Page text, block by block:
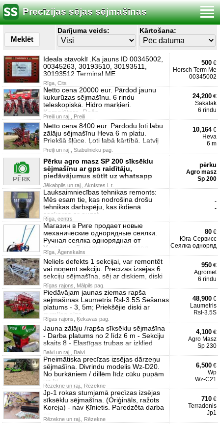
Precīzijas sējas sējmašīnas
Meklēt
Darījuma veids: Kārtošana:
Ideala stavoklī .Ka jauns ID 00345002,
00345263, 30193510, 30193511,
30193512 Terminal ME
Rīga, Cits
500 €
Horsch Term Me
00345002
Netto cena 20000 eur. Pārdod jaunu
kukurūzas sējmašīnu. 6 rindu
teleskopiskā. Hidro marķieri.
Kompjūters. Ražo
Preiļi un raj., Preiļi
24,200 €
Sakalak
6 rindu
Netto cena 8400 eur. Pārdodu ļoti labu
zālāju sējmašīnu Heva 6 m platu.
Priekšā šļūce. Ļoti labā kārtībā. Latvij
Preiļi un raj., Stabulnieku pag.
10,164€
Heva
6 m
Pērku agro masz SP 200 sīksēklu
sējmašīnu ar gps raidītāju,
piedāvājumus sūtīt uz whatsapp
Jēkabpils un raj., Aknīstes l. t.
pērku
Agro masz
Sp 200
Lauksaimniecības tehnikas remonts:
Mēs esam tie, kas nodrošina drošu
tehnikas darbspēju, kas ikdienā
saskaras ar augst
Rīga, centrs
-
-
Магазин в Риге продает новые
механические однорядные сеялки.
Ручная сеялка однорядная от
Украинской компании для посад
Rīga, Āgenskalns
80 €
Юга-Сервисс
Сеялка одноряд
Neliels defekts 1 sekcijai, var remontēt
vai noņemt sekciju. Precīzas izsējas 6
sekciju sējmašīna, sēj ar diskiem, diski
Rīgas rajons, Mālpils pag.
950 €
Agromet
6 rindu
Piedāvājam jaunas ziemas rapša
sējmašīnas Laumetris Rsl-3.5S Sēšanas
platums - 3, 5m; Priekšējie diski ar
gumijas aizs
Rīgas rajons, Ķekavas pag.
48,900 €
Laumetris
Rsl-3.5S
Jauna zālāju /rapša sīksēklu sējmašīna
- Darba platums no 2 līdz 6 m - Sekciju
skaits 8 - Elastīgas trubas ar izklied
Balvi un raj., Balvi
4,100 €
Agro Masz
Sp 230
Pneimātiska precīzas izsējas dārzeņu
sējmašīna. Divrindu modelis Wz-D20.
No burkāniem / dillēm līdz cūku pupām
un ķi
Rēzekne un raj., Rēzekne
6,500 €
Wp
Wz-C21
Jp-1 rokas stumjamā precīzas izsējas
sīksēklu sējmašīna. (Oriģināls, ražots
Koreja) - nav Ķīnietis. Paredzēta darba
ap
Rēzekne un raj., Rēzekne
710 €
Terradonis
Jp1